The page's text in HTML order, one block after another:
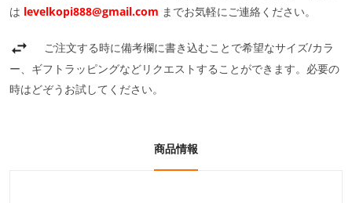
は levelkopi888@gmail.com までお気軽にご連絡ください。
ご注文する時に備考欄に書き込むことで希望なサイズ/カラ
ー、ギフトラッピングなどリクエストすることができます。必要の
時はどぞうお試してください。
商品情報